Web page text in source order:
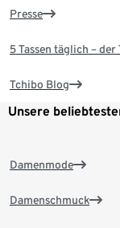
Presse
5 Tassen täglich –
Tchibo Blog
Unsere
Damenmode
Damenschmuck